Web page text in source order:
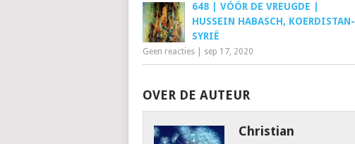
648 | VÓÓR DE VREUGDE |
HUSSEIN HABASCH, KOERDISTAN-
SYRIË
Geen reacties sep 17, 2020
OVER DE AUTEUR
Christian